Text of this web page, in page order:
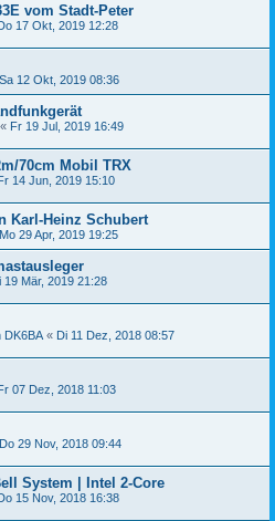
vom Stadt-Peter
17 Okt, 2019 12:28
Sa 12 Okt, 2019 08:36
« Fr 19 Jul, 2019 16:49
70cm Mobil TRX
14 Jun, 2019 15:10
Karl-Heinz Schubert
Mo 29 Apr, 2019 19:25
19 Mär, 2019 21:28
DK6BA « Di 11 Dez, 2018 08:57
07 Dez, 2018 11:03
Do 29 Nov, 2018 09:44
System | Intel 2-Core
15 Nov, 2018 16:38